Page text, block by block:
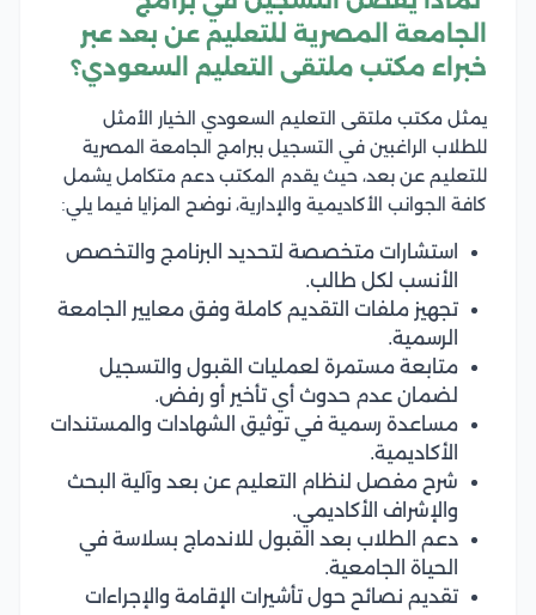
الجامعة المصرية للتعليم عن بعد عبر
خبراء مكتب ملتقى التعليم السعودي؟
يمثل مكتب ملتقى التعليم السعودي الخيار الأمثل
للطلاب الراغبين في التسجيل ببرامج الجامعة المصرية
للتعليم عن بعد، حيث يقدم المكتب دعم متكامل يشمل
كافة الجوانب الأكاديمية والإدارية، نوضح المزايا فيما يلي:
استشارات متخصصة لتحديد البرنامج والتخصص
الأنسب لكل طالب.
تجهيز ملفات التقديم كاملة وفق معايير الجامعة
الرسمية.
متابعة مستمرة لعمليات القبول والتسجيل
لضمان عدم حدوث أي تأخير أو رفض.
مساعدة رسمية في توثيق الشهادات والمستندات
الأكاديمية.
شرح مفصل لنظام التعليم عن بعد وآلية البحث
والإشراف الأكاديمي.
دعم الطلاب بعد القبول للاندماج بسلاسة في
الحياة الجامعية.
تقديم نصائح حول تأشيرات الإقامة والإجراءات